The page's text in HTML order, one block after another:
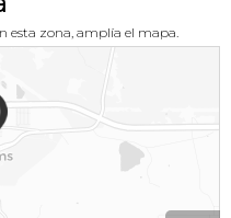
esta zona, amplía el mapa.